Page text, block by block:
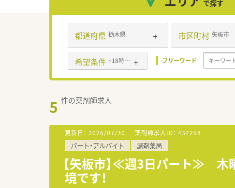
で探す
都道府県 栃木県 市区町村 矢板市
希望条件 ~18時までの職場 フリーワード
5 件の薬剤師求人
更新日： 2026/07/30 薬剤師求人ID： 434298
パート・アルバイト 調剤薬局
【矢板市】≪週3日パート≫
境です！